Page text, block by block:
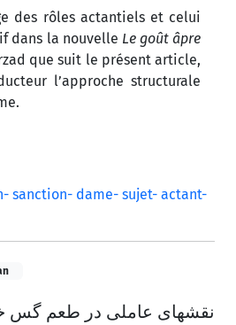
des rôles actantiels et celui
dans la nouvelle Le goût âpre
que suit le présent article,
l’approche structurale
sanction- dame- sujet- actant-
نقشهای عاملی در طعم گس